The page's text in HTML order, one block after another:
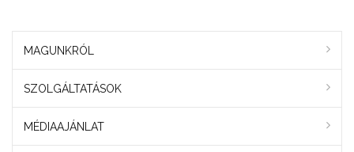
MAGUNKRÓL
SZOLGÁLTATÁSOK
MÉDIAAJÁNLAT